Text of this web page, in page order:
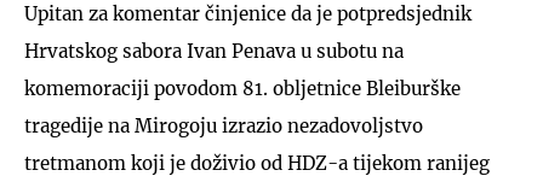
Upitan za komentar činjenice da je potpredsjednik
Hrvatskog sabora Ivan Penava u subotu na
komemoraciji povodom 81. obljetnice Bleiburške
tragedije na Mirogoju izrazio nezadovoljstvo
tretmanom koji je doživio od HDZ-a tijekom ranijeg